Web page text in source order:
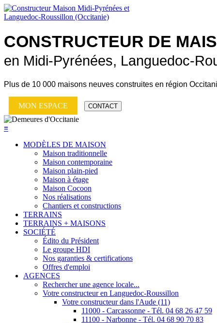
CONSTRUCTEUR DE
en Midi-Pyrénées, Languedoc-
Plus de 10 000 maisons neuves construites en région
MON ESPACE CONTACT
≡
MODÈLES DE MAISON
Maison traditionnelle
Maison contemporaine
Maison plain-pied
Maison à étage
Maison Cocoon
Nos réalisations
Chantiers et constructions
TERRAINS
TERRAINS + MAISONS
SOCIÉTÉ
Édito du Président
Le groupe HDI
Nos garanties & certifications
Offres d'emploi
AGENCES
Rechercher une agence locale...
Votre constructeur en Languedoc-Roussillon
Votre constructeur dans l'Aude (11)
11000 - Carcassonne - Tél. 04 68 26 47 59
11100 - Narbonne - Tél. 04 68 90 70 83